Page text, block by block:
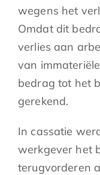
wegens het
Omdat dit
verlies aan
van
bedrag tot het
gerekend.
In cassatie
werkgever het
terugvorderen